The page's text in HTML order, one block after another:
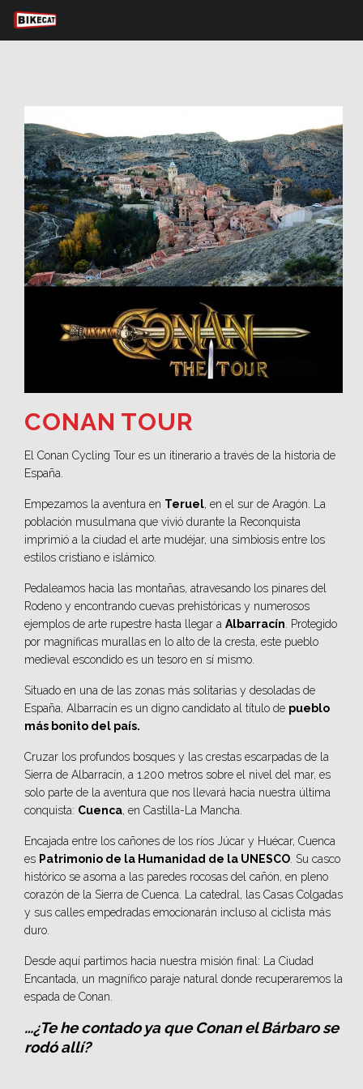
CONAN TOUR
El Conan Cycling Tour es un itinerario a través de la historia de
España.
Empezamos la aventura en Teruel, en el sur de Aragón. La
población musulmana que vivió durante la Reconquista
imprimió a la ciudad el arte mudéjar, una simbiosis entre los
estilos cristiano e islámico.
Pedaleamos hacia las montañas, atravesando los pinares del
Rodeno y encontrando cuevas prehistóricas y numerosos
ejemplos de arte rupestre hasta llegar a Albarracín . Protegido
por magníficas murallas en lo alto de la cresta, este pueblo
medieval escondido es un tesoro en sí mismo.
Situado en una de las zonas más solitarias y desoladas de
España, Albarracín es un digno candidato al título de pueblo
más bonito del país.
Cruzar los profundos bosques y las crestas escarpadas de la
Sierra de Albarracín, a 1.200 metros sobre el nivel del mar, es
solo parte de la aventura que nos llevará hacia nuestra última
conquista: Cuenca, en Castilla-La Mancha.
Encajada entre los cañones de los ríos Júcar y Huécar, Cuenca
es Patrimonio de la Humanidad de la UNESCO . Su casco
histórico se asoma a las paredes rocosas del cañón, en pleno
corazón de la Sierra de Cuenca. La catedral, las Casas Colgadas
y sus calles empedradas emocionarán incluso al ciclista más
duro.
Desde aquí partimos hacia nuestra misión final: La Ciudad
Encantada, un magnífico paraje natural donde recuperaremos la
espada de Conan.
…¿Te he contado ya que Conan el Bárbaro se
rodó allí?